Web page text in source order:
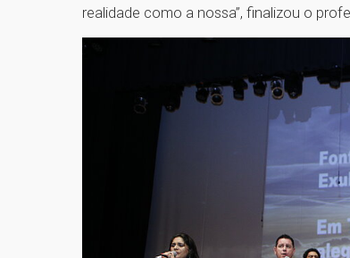
realidade como a nossa”, finalizou o